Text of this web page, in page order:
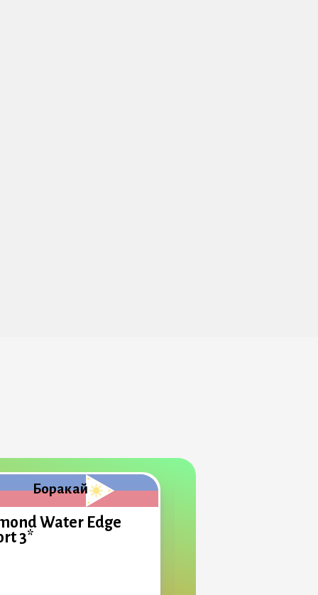
Боракай
Water Edge
3*